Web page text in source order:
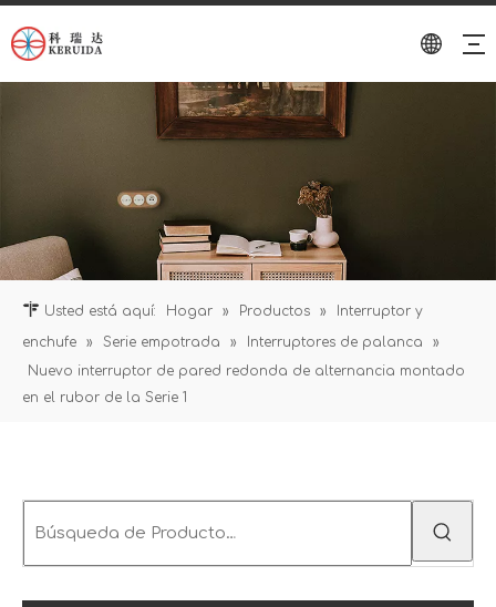
Usted está aquí: Hogar » Productos »
Interruptor y
enchufe
» Serie empotrada » Interruptores de palanca
»
Nuevo interruptor de pared redonda de alternancia montado
en el rubor de la Serie 1